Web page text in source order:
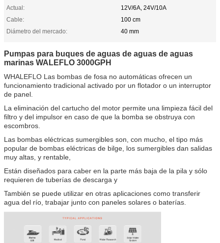
Actual:
12V/6A, 24V/10A
Cable:
100 cm
Diámetro del mercado:
40 mm
Pumpas para buques de aguas de aguas de aguas
marinas WALEFLO 3000GPH
WHALEFLO Las bombas de fosa no automáticas ofrecen un
funcionamiento tradicional activado por un flotador o un interruptor
de panel.
La eliminación del cartucho del motor permite una limpieza fácil del
filtro y del impulsor en caso de que la bomba se obstruya con
escombros.
Las bombas eléctricas sumergibles son, con mucho, el tipo más
popular de bombas eléctricas de bilge, los sumergibles dan salidas
muy altas, y rentable,
Están diseñados para caber en la parte más baja de la pila y sólo
requieren de tuberías de descarga y
También se puede utilizar en otras aplicaciones como transferir
agua del río, trabajar junto con paneles solares o baterías.